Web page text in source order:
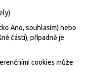
Ano, souhlasím) nebo
části), případně je
cookies může